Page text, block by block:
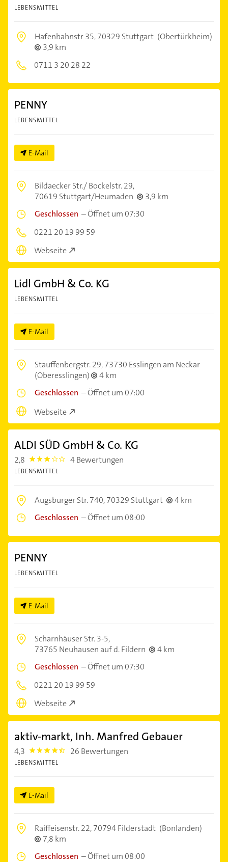
LEBENSMITTEL
Hafenbahnstr 35,70329 Stuttgart (Obertürkheim)
3,9 km
0711 3 20 28 22
PENNY
LEBENSMITTEL
E-Mail
Bildaecker Str./ Bockelstr. 29,
70619 Stuttgart/Heumaden
3,9 km
Geschlossen –Öffnet um 07:30
0221 20 19 99 59
Webseite
Lidl GmbH & Co. KG
LEBENSMITTEL
E-Mail
Stauffenbergstr. 29,73730 Esslingen am Neckar
(Oberesslingen)
4 km
Geschlossen –Öffnet um 07:00
Webseite
ALDI SÜD GmbH & Co. KG
2,8 2.8 4 Bewertungen
LEBENSMITTEL
Augsburger Str. 740,70329 Stuttgart
4 km
Geschlossen –Öffnet um 08:00
PENNY
LEBENSMITTEL
E-Mail
Scharnhäuser Str. 3-5,
73765 Neuhausen auf d. Fildern
4 km
Geschlossen –Öffnet um 07:30
0221 20 19 99 59
Webseite
aktiv-markt, Inh. Manfred Gebauer
4,3 4.3 26 Bewertungen
LEBENSMITTEL
E-Mail
Raiffeisenstr. 22,70794 Filderstadt (Bonlanden)
7,8 km
Geschlossen –Öffnet um 08:00